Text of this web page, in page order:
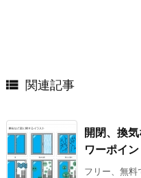
 関連記事
開閉、換
ワーポイン
フリー、無料